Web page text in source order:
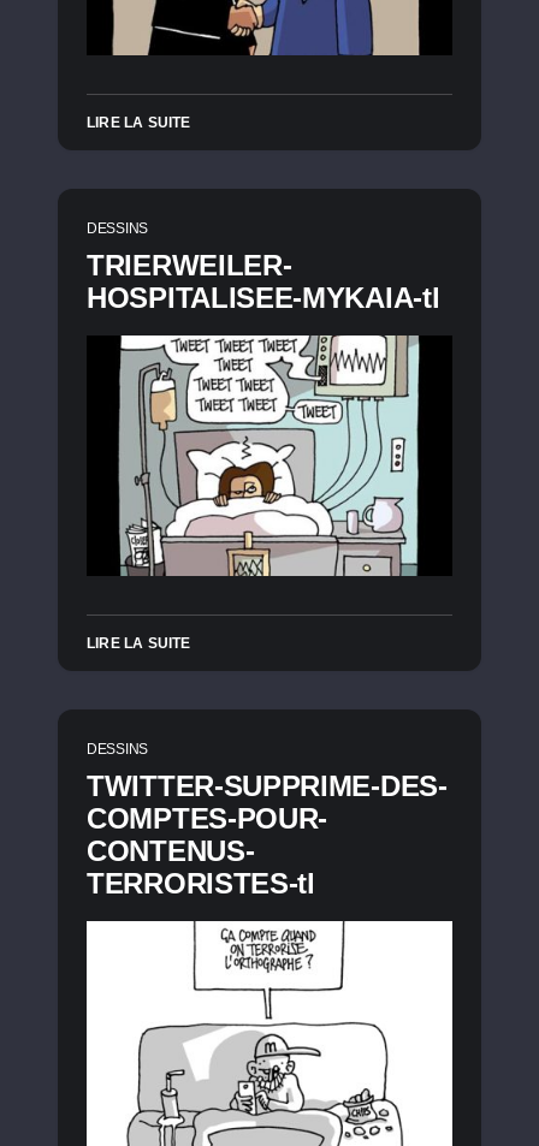
LIRE LA SUITE
DESSINS
TRIERWEILER-
HOSPITALISEE-MYKAIA-tl
LIRE LA SUITE
DESSINS
TWITTER-SUPPRIME-DES-
COMPTES-POUR-
CONTENUS-
TERRORISTES-tl